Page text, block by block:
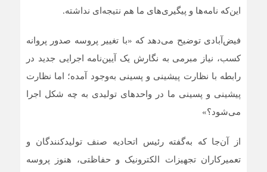
این‌که نامه‌ها و پیگیری‌های ما هم نتیجه‌ای نداشته.
فیض‌آبادی توضیح می‌دهد که «با تغییر پروسه صدور پروانه
کسب، نیاز مبرمی به نگارش یک آیین‌نامه اجرایی جدید در
رابطه با نظارت پیشینی و پسینی به‌وجود آمده؛ اما نظارت
پیشینی و پسینی ما در واحدهای تولیدی به چه شکل اجرا
می‌شود؟»
از آن‌جا که به‌گفته رئیس اتحادیه صنف تولیدکنندگان و
تعمیرکاران تجهیزات الکترونیک و حفاظتی، هنوز پروسه